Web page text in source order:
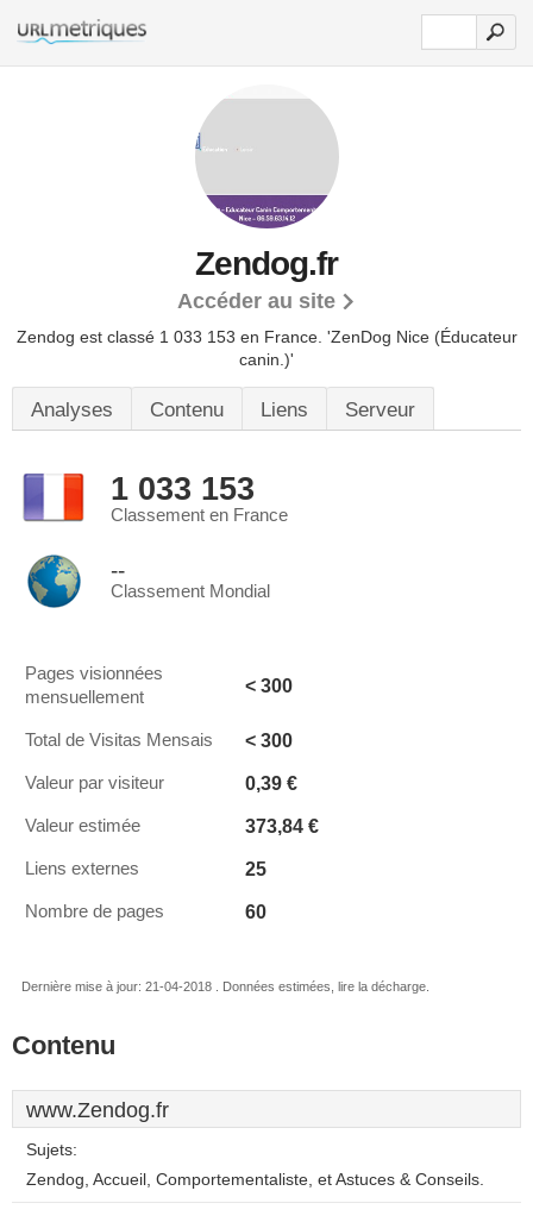
Zendog.fr
Accéder au site
Zendog est classé 1 033 153 en France. 'ZenDog Nice (Éducateur
canin.)'
Analyses Contenu Liens Serveur
1 033 153
Classement en France
--
Classement Mondial
Pages visionnées
mensuellement
< 300
Total de Visitas Mensais < 300
Valeur par visiteur 0,39 €
Valeur estimée 373,84 €
Liens externes 25
Nombre de pages 60
Dernière mise à jour: 21-04-2018 . Données estimées, lire la décharge.
Contenu
www.Zendog.fr
Sujets:
Zendog, Accueil, Comportementaliste, et Astuces & Conseils.